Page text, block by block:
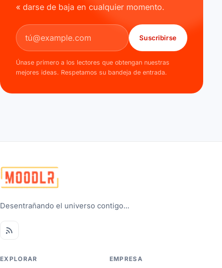
« darse de baja en cualquier momento.
Dirección de correo electrónico
Suscribirse
Únase primero a los lectores que obtengan nuestras
mejores ideas. Respetamos su bandeja de entrada.
Desentrañando el universo contigo...
EXPLORAR EMPRESA